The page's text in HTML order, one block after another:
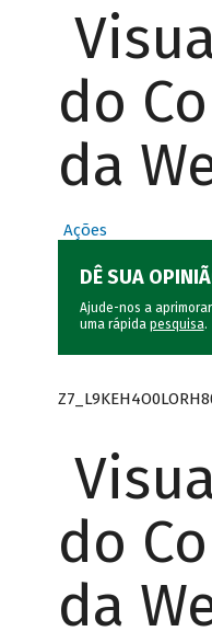
do
da
Ações
DÊ SUA
Ajude-nos a
uma rápida pesquisa.
do
da